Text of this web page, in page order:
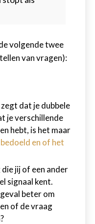
volgende twee
van vragen):
dat je dubbele
je verschillende
hebt, is het maar
en of het
jij of een ander
signaal kent.
beter om
of de vraag